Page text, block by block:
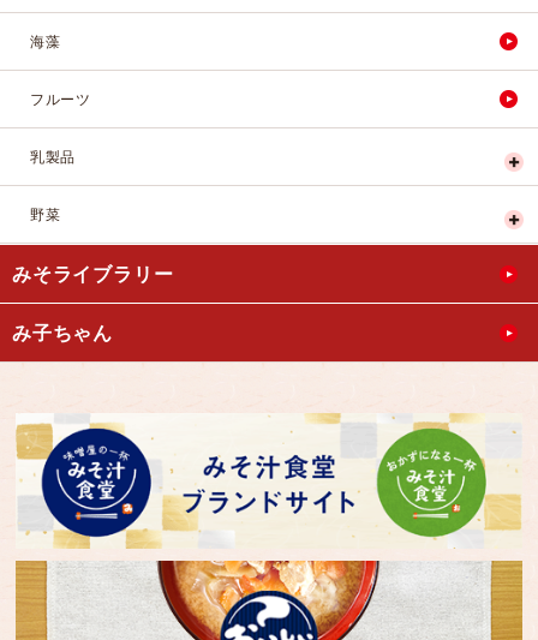
海藻
フルーツ
乳製品
野菜
みそライブラリー
み子ちゃん